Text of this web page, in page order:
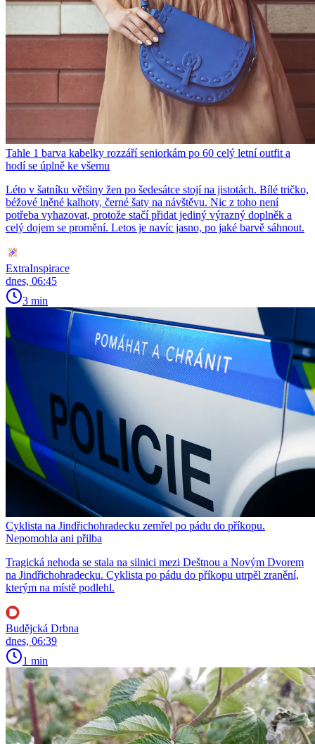
Tahle 1 barva kabelky rozzáří seniorkám po 60 celý letní outfit a
hodí se úplně ke všemu
Léto v šatníku většiny žen po šedesátce stojí na jistotách. Bílé tričko,
béžové lněné kalhoty, černé šaty na návštěvu. Nic z toho není
potřeba vyhazovat, protože stačí přidat jediný výrazný doplněk a
celý dojem se promění. Letos je navíc jasno, po jaké barvě sáhnout.
ExtraInspirace
dnes, 06:45
3 min
Cyklista na Jindřichohradecku zemřel po pádu do příkopu.
Nepomohla ani přilba
Tragická nehoda se stala na silnici mezi Deštnou a Novým Dvorem
na Jindřichohradecku. Cyklista po pádu do příkopu utrpěl zranění,
kterým na místě podlehl.
Budějcká Drbna
dnes, 06:39
1 min